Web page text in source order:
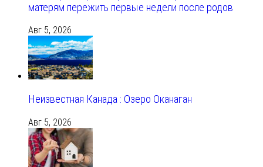
матерям пережить первые недели после родов
Авг 5, 2026
Неизвестная Канада : Озеро Оканаган
Авг 5, 2026